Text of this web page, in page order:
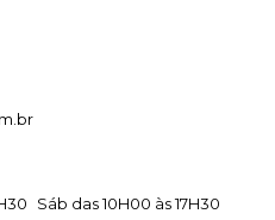
Sáb das 10H00 às 17H30